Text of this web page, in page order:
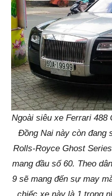
Ngoài siêu xe Ferrari 488
Đồng Nai này còn đang
Rolls-Royce Ghost
mang đầu số 60. Theo
9 sẽ mang đến sự may